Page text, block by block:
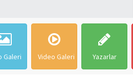
Galeri Video Galeri Yazarlar